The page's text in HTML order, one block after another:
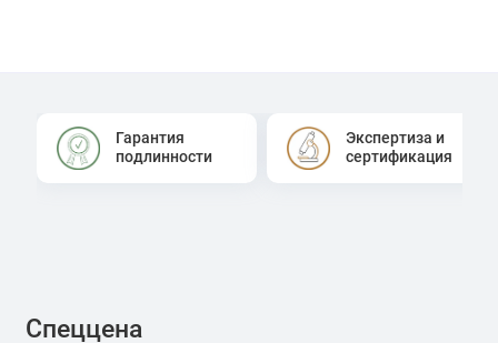
Гарантия
подлинности
Экспертиза и
сертификация
Спеццена